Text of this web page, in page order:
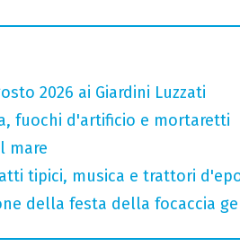
2026 ai Giardini Luzzati
fuochi d'artificio e mortaretti
mare
tipici, musica e trattori
della festa della focaccia